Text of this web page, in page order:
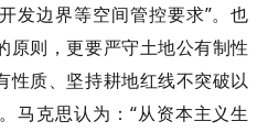
发边界等空间管控要求”。也
原则，更要严守土地公有制性
性质、坚持耕地红线不突破以
马克思认为：“从资本主义生